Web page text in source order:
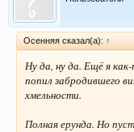
Осенняя сказал(а): ↑
Ну да, ну да. Ещё я
попил забродившего
хмельности.
Полная ерунда. Но